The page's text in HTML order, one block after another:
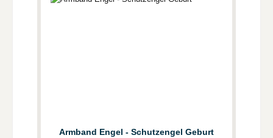
Armband Engel - Schutzengel Geburt